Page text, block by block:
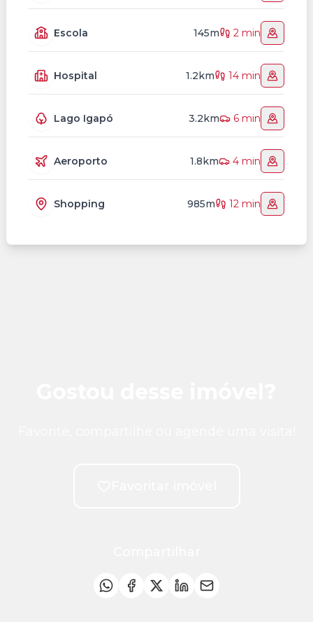
Escola 145m 2 min
Hospital 1.2km 14 min
Lago Igapó 3.2km 6 min
Aeroporto 1.8km 4 min
Shopping 985m 12 min